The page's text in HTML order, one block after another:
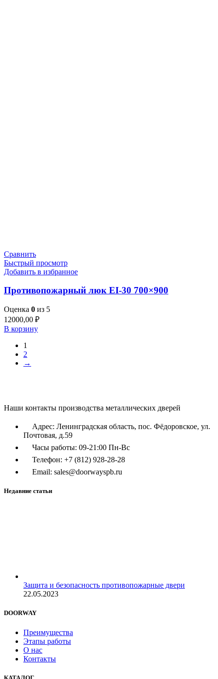
Сравнить
Быстрый просмотр
Добавить в избранное
Противопожарный люк EI-30 700×900
Оценка 0 из 5
12000,00 ₽
В корзину
1
2
→
Наши контакты производства металлических дверей
Адрес: Ленинградская область, пос. Фёдоровское, ул.
Почтовая, д.59
Часы работы: 09-21:00 Пн-Вс
Телефон: +7 (812) 928-28-28
Email: sales@doorwayspb.ru
Недавние статьи
Защита и безопасность противопожарные двери
22.05.2023
DOORWAY
Преимущества
Этапы работы
О нас
Контакты